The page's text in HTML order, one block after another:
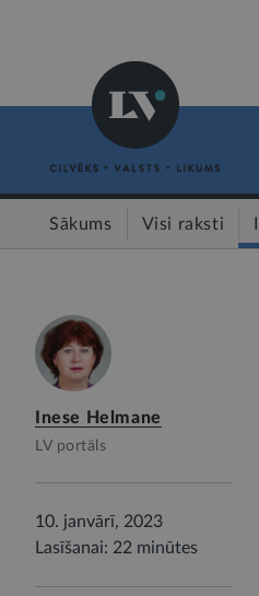
Sākums Visi raksti
Inese Helmane
LV portāls
10. janvārī, 2023
Lasīšanai: 22 minūtes